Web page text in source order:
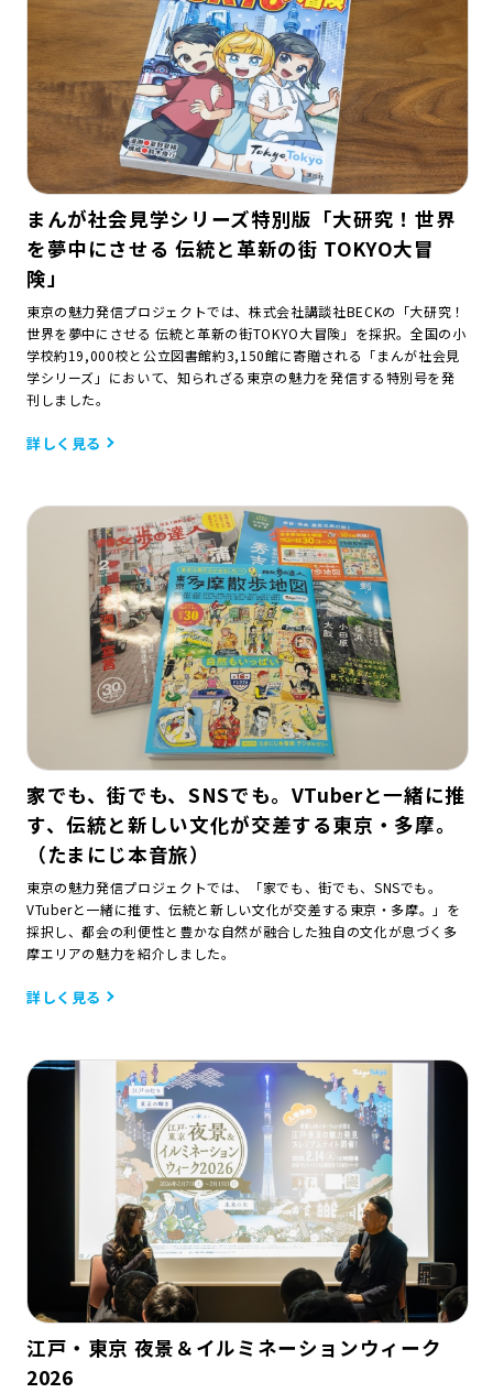
まんが社会見学シリーズ特別版「大研究！世界
を夢中にさせる 伝統と革新の街 TOKYO大冒
険」
東京の魅力発信プロジェクトでは、株式会社講談社BECKの「大研究！
世界を夢中にさせる 伝統と革新の街TOKYO大冒険」を採択。全国の小
学校約19,000校と公立図書館約3,150館に寄贈される「まんが社会見
学シリーズ」において、知られざる東京の魅力を発信する特別号を発
刊しました。
詳しく見る
家でも、街でも、SNSでも。VTuberと一緒に推
す、伝統と新しい文化が交差する東京・多摩。
（たまにじ本音旅）
東京の魅力発信プロジェクトでは、「家でも、街でも、SNSでも。
VTuberと一緒に推す、伝統と新しい文化が交差する東京・多摩。」を
採択し、都会の利便性と豊かな自然が融合した独自の文化が息づく多
摩エリアの魅力を紹介しました。
詳しく見る
江戸・東京 夜景＆イルミネーションウィーク
2026